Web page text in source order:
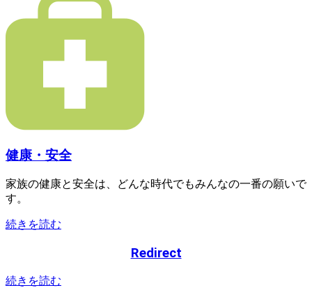
健康・安全
家族の健康と安全は、どんな時代でもみんなの一番の願いで
す。
続きを読む
Redirect
続きを読む